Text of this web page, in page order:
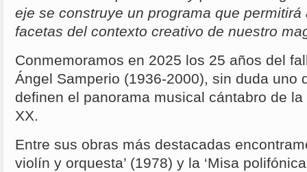
eje se construye un programa que
facetas del contexto creativo de nuestro
Conmemoramos en 2025 los 25 años del
Ángel Samperio (1936-2000), sin duda uno
definen el panorama musical cántabro de
XX.
Entre sus obras más destacadas
violín y orquesta’ (1978) y la ‘Misa